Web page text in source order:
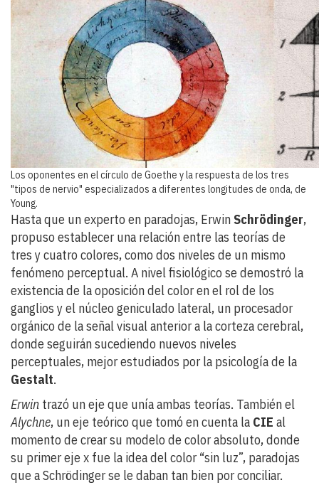
Los oponentes en el círculo de Goethe y la respuesta de los tres
"tipos de nervio" especializados a diferentes longitudes de onda, de
Young.
Hasta que un experto en paradojas, ErwinSchrödinger,
propuso establecer una relación entre las teorías de
tres y cuatro colores, como dos niveles de un mismo
fenómeno perceptual. A nivel fisiológico se demostró la
existencia de la oposición del color en el rol de los
ganglios y el núcleo geniculado lateral, un procesador
orgánico de la señal visual anterior a la corteza cerebral,
donde seguirán sucediendo nuevos niveles
perceptuales, mejor estudiados por la psicología de la
Gestalt.
Erwin trazó un eje que unía ambas teorías. También el
Alychne, un eje teórico que tomó en cuenta la CIE al
momento de crear su modelo de color absoluto, donde
su primer eje x fue la idea del color “sin luz”, paradojas
que a Schrödinger se le daban tan bien por conciliar.